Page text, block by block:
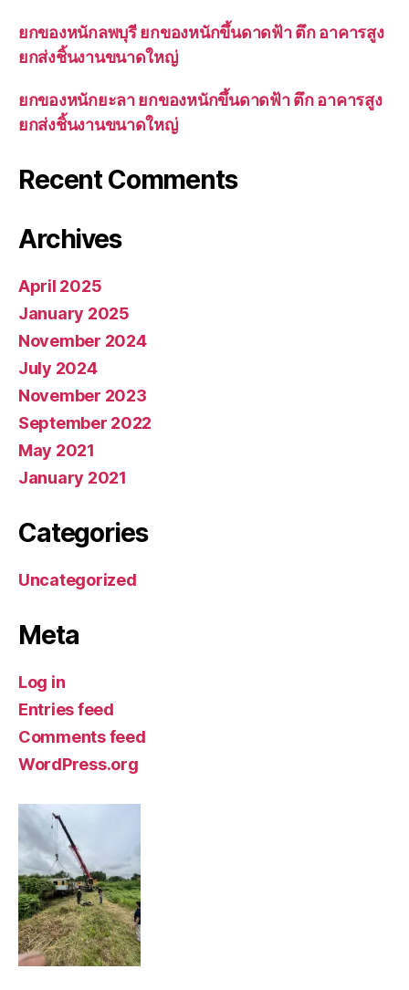
ยกของหนักลพบุรี ยกของหนักขึ้นดาดฟ้า ตึก อาคารสูง
ยกส่งชิ้นงานขนาดใหญ่
ยกของหนักยะลา ยกของหนักขึ้นดาดฟ้า ตึก อาคารสูง
ยกส่งชิ้นงานขนาดใหญ่
Recent Comments
Archives
April 2025
January 2025
November 2024
July 2024
November 2023
September 2022
May 2021
January 2021
Categories
Uncategorized
Meta
Log in
Entries feed
Comments feed
WordPress.org